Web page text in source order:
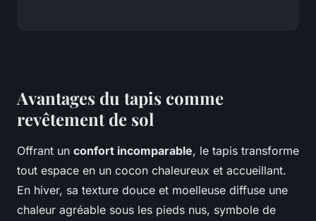
Avantages du tapis comme
revêtement de sol
Offrant un confort incomparable, le tapis transforme
tout espace en un cocon chaleureux et accueillant.
En hiver, sa texture douce et moelleuse diffuse une
chaleur agréable sous les pieds nus, symbole de